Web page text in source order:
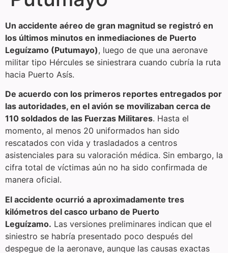
Un accidente aéreo de gran magnitud se registró en
los últimos minutos en inmediaciones de Puerto
Leguízamo (Putumayo), luego de que una aeronave
militar tipo Hércules se siniestrara cuando cubría la ruta
hacia Puerto Asís.
De acuerdo con los primeros reportes entregados por
las autoridades, en el avión se movilizaban cerca de
110 soldados de las Fuerzas Militares. Hasta el
momento, al menos 20 uniformados han sido
rescatados con vida y trasladados a centros
asistenciales para su valoración médica. Sin embargo, la
cifra total de víctimas aún no ha sido confirmada de
manera oficial.
El accidente ocurrió a aproximadamente tres
kilómetros del casco urbano de Puerto
Leguízamo. Las versiones preliminares indican que el
siniestro se habría presentado poco después del
despegue de la aeronave, aunque las causas exactas